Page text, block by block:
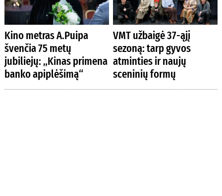
Kino metras A.Puipa
švenčia 75 metų
jubiliejų: „Kinas primena
banko apiplėšimą“
VMT užbaigė 37-ąjį
sezoną: tarp gyvos
atminties ir naujų
sceninių formų